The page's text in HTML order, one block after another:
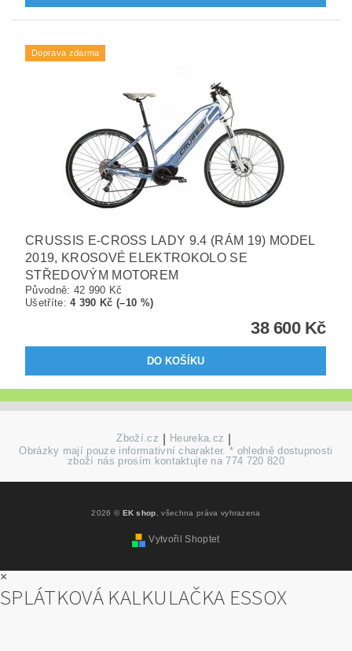
Doprava zdarma
CRUSSIS E-CROSS LADY 9.4 (RÁM 19) MODEL
2019, KROSOVÉ ELEKTROKOLO SE
STŘEDOVÝM MOTOREM
Původně: 42 990 Kč
Ušetříte:4 390 Kč (–10 %)
38 600 Kč
Zboží.cz Heureka.cz
Obrázky mají pouze informativní charakter. * ohledně dostupnosti
zboží nás prosím kontaktujte na 774 720 820
2026 © EK shop , všechna práva vyhrazena
Vytvořil Shoptet
×
SPLÁTKOVÁ KALKULAČKA ESSOX